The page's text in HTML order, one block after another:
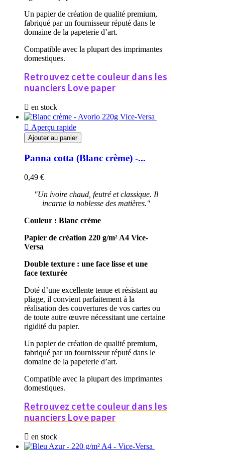
Un papier de création de qualité premium,
fabriqué par un fournisseur réputé dans le
domaine de la papeterie d’art.
Compatible avec la plupart des imprimantes
domestiques.
Retrouvez cette couleur dans les
nuanciers Love paper
 en stock
 Aperçu rapide
Ajouter au panier
Panna cotta (Blanc crème) -...
0,49 €
"Un ivoire chaud, feutré et classique. Il
incarne la noblesse des matières."
Couleur : Blanc crème
Papier de création 220 g/m² A4 Vice-
Versa
Double texture : une face lisse et une
face texturée
Doté d’une excellente tenue et résistant au
pliage, il convient parfaitement à la
réalisation des couvertures de vos cartes ou
de toute autre œuvre nécessitant une certaine
rigidité du papier.
Un papier de création de qualité premium,
fabriqué par un fournisseur réputé dans le
domaine de la papeterie d’art.
Compatible avec la plupart des imprimantes
domestiques.
Retrouvez cette couleur dans les
nuanciers Love paper
 en stock